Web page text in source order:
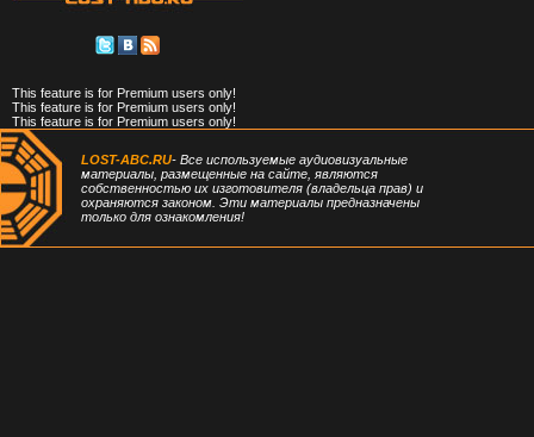
This feature is for Premium users only!
This feature is for Premium users only!
This feature is for Premium users only!
LOST-ABC.RU- Все используемые аудиовизуальные
материалы, размещенные на сайте, являются
собственностью их изготовителя (владельца прав) и
охраняются законом. Эти материалы предназначены
только для ознакомления!